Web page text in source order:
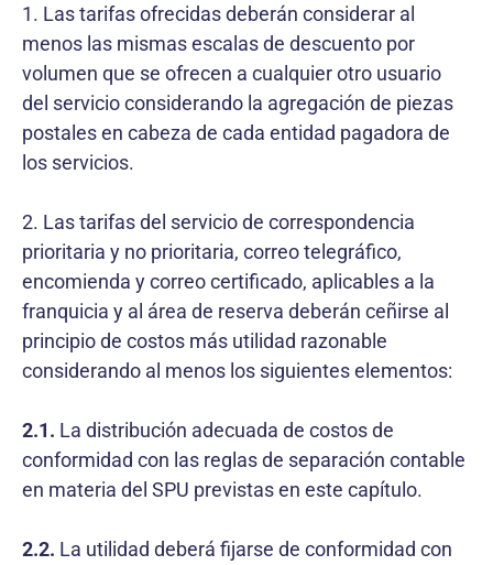
1. Las tarifas ofrecidas deberán considerar al
menos las mismas escalas de descuento por
volumen que se ofrecen a cualquier otro usuario
del servicio considerando la agregación de piezas
postales en cabeza de cada entidad pagadora de
los servicios.
2. Las tarifas del servicio de correspondencia
prioritaria y no prioritaria, correo telegráfico,
encomienda y correo certificado, aplicables a la
franquicia y al área de reserva deberán ceñirse al
principio de costos más utilidad razonable
considerando al menos los siguientes elementos:
2.1. La distribución adecuada de costos de
conformidad con las reglas de separación contable
en materia del SPU previstas en este capítulo.
2.2. La utilidad deberá fijarse de conformidad con